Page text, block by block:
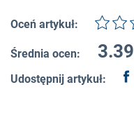
Oceń artykuł:
Średnia ocen: 3.39
Udostępnij artykuł: